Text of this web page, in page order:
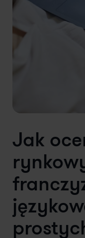
Jak